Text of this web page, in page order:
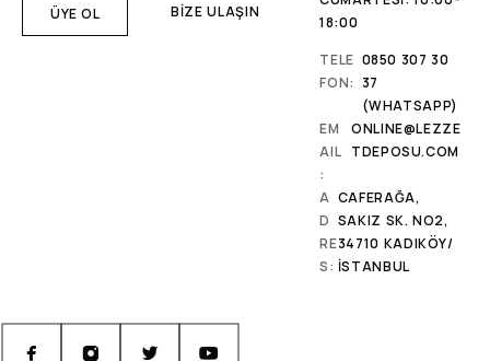
BİZE ULAŞIN
18:00
TELE
FON:
0850 307 30
37
(WHATSAPP)
EM
AIL
:
ONLINE@LEZZE
TDEPOSU.COM
A
D
RE
S:
CAFERAĞA,
SAKIZ SK. NO2,
34710 KADIKÖY/
İSTANBUL